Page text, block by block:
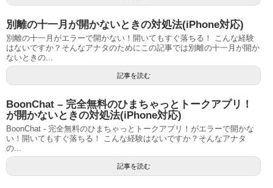
別離の十一月が開かないときの対処法(iPhone対応)
別離の十一月がエラーで開かない！開いてもすぐ落ちる！ こんな経験
はないですか？そんなアナタのためにこの記事では別離の十一月が開か
ないときの...
記事を読む
BoonChat – 完全無料のひまちゃっとトークアプリ！
が開かないときの対処法(iPhone対応)
BoonChat - 完全無料のひまちゃっとトークアプリ！がエラーで開かな
い！開いてもすぐ落ちる！ こんな経験はないですか？そんなアナタ
の...
記事を読む